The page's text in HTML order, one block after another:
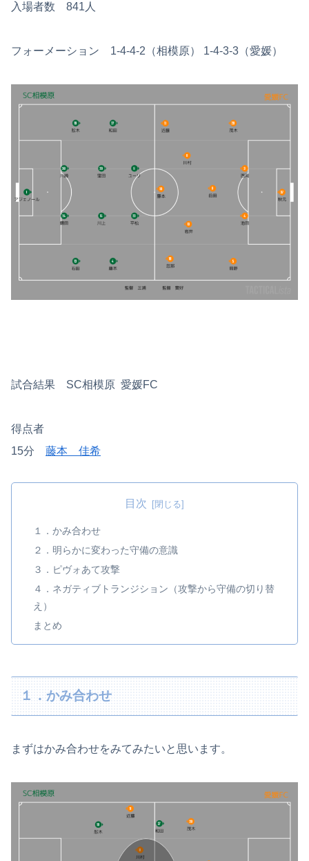
入場者数 841人
フォーメーション 1-4-4-2（相模原） 1-4-3-3（愛媛）
試合結果 SC相模原 愛媛FC
得点者
15分 藤本 佳希
目次
１．かみ合わせ
２．明らかに変わった守備の意識
３．ピヴォあて攻撃
４．ネガティブトランジション（攻撃から守備の切り替
え）
まとめ
１．かみ合わせ
まずはかみ合わせをみてみたいと思います。